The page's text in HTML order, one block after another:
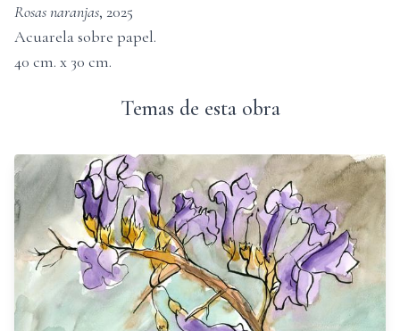
Rosas naranjas, 2025
Acuarela sobre papel.
40 cm. x 30 cm.
Temas de esta obra